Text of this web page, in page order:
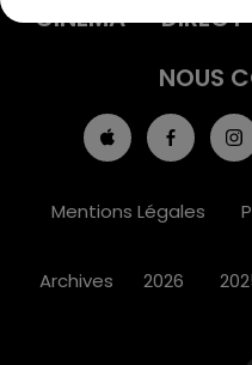
CINÉMA
DIRECT
NOUS
Mentions Légales
Archives 2026